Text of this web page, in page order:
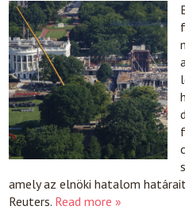
amely az elnöki hatalom
Reuters. Read more »